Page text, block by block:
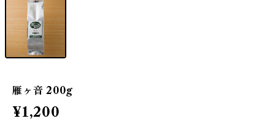
雁ヶ音 200g
¥1,200